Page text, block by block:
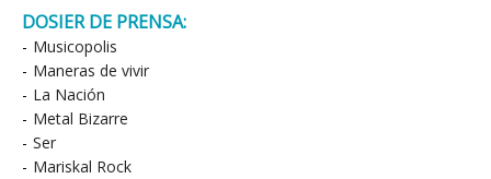
DOSIER DE PRENSA:
- Musicopolis
- Maneras de vivir
- La Nación
- Metal Bizarre
- Ser
- Mariskal Rock